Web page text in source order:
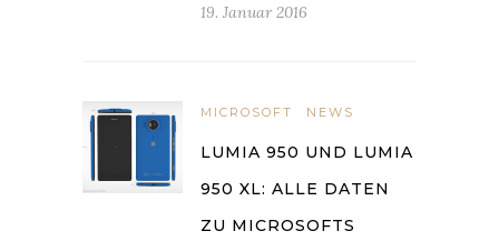
19. Januar 2016
MICROSOFT NEWS
LUMIA 950 UND LUMIA
950 XL: ALLE DATEN
ZU MICROSOFTS